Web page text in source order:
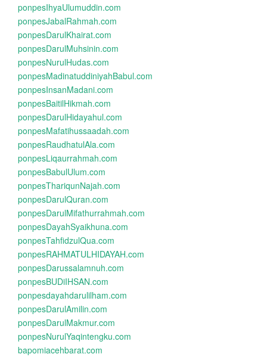
ponpesIhyaUlumuddin.com
ponpesJabalRahmah.com
ponpesDarulKhairat.com
ponpesDarulMuhsinin.com
ponpesNurulHudas.com
ponpesMadinatuddiniyahBabul.com
ponpesInsanMadani.com
ponpesBaitilHikmah.com
ponpesDarulHidayahul.com
ponpesMafatihussaadah.com
ponpesRaudhatulAla.com
ponpesLiqaurrahmah.com
ponpesBabulUlum.com
ponpesThariqunNajah.com
ponpesDarulQuran.com
ponpesDarulMifathurrahmah.com
ponpesDayahSyaikhuna.com
ponpesTahfidzulQua.com
ponpesRAHMATULHIDAYAH.com
ponpesDarussalamnuh.com
ponpesBUDiIHSAN.com
ponpesdayahdarulilham.com
ponpesDarulAmilin.com
ponpesDarulMakmur.com
ponpesNurulYaqintengku.com
bapomiacehbarat.com